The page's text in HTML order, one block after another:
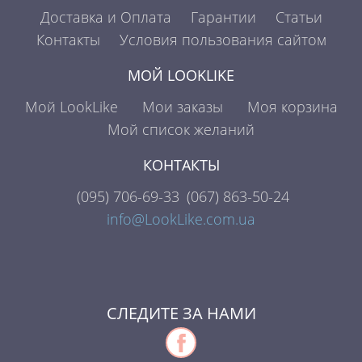
Доставка и Оплата
Гарантии
Статьи
Контакты
Условия пользования сайтом
МОЙ LOOKLIKE
Мой LookLike
Мои заказы
Моя корзина
Мой список желаний
КОНТАКТЫ
(095) 706-69-33 (067) 863-50-24
info@LookLike.com.ua
СЛЕДИТЕ ЗА НАМИ